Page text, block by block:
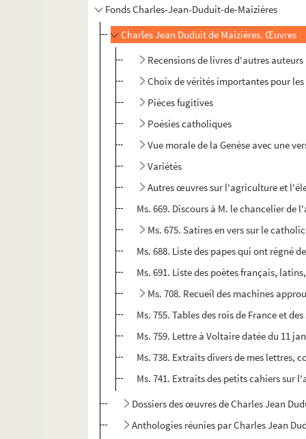
Fonds Charles-Jean-Duduit-de-Maizières
Charles Jean Duduit de Maizières. Œuvres
Recensions de livres d'autres auteurs
Choix de vérités importantes pour
Pièces fugitives
Poésies catholiques
Vue morale de la Genèse avec une
Variétés
Autres œuvres sur l'agriculture et
Ms. 669. Discours à M. le chancelier
Ms. 675. Satires en vers sur le
Ms. 688. Liste des papes qui ont régné
Ms. 691. Liste des poètes français,
Ms. 708. Recueil des machines
Ms. 755. Tables des rois de France et
Ms. 759. Lettre à Voltaire datée du 11
Ms. 738. Extraits divers de mes lettres,
Ms. 741. Extraits des petits cahiers sur
Dossiers des œuvres de Charles Jean
Anthologies réunies par Charles Jean